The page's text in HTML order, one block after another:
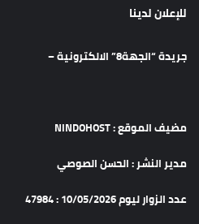
للإعلان لدينا
جريدة “الجهة8” الالكترونية –
مضيف الموقع : NINDOHOST
مدير النشر : الحسن الصوصي
عدد الزوار ليوم 10/05/2026 : 47984